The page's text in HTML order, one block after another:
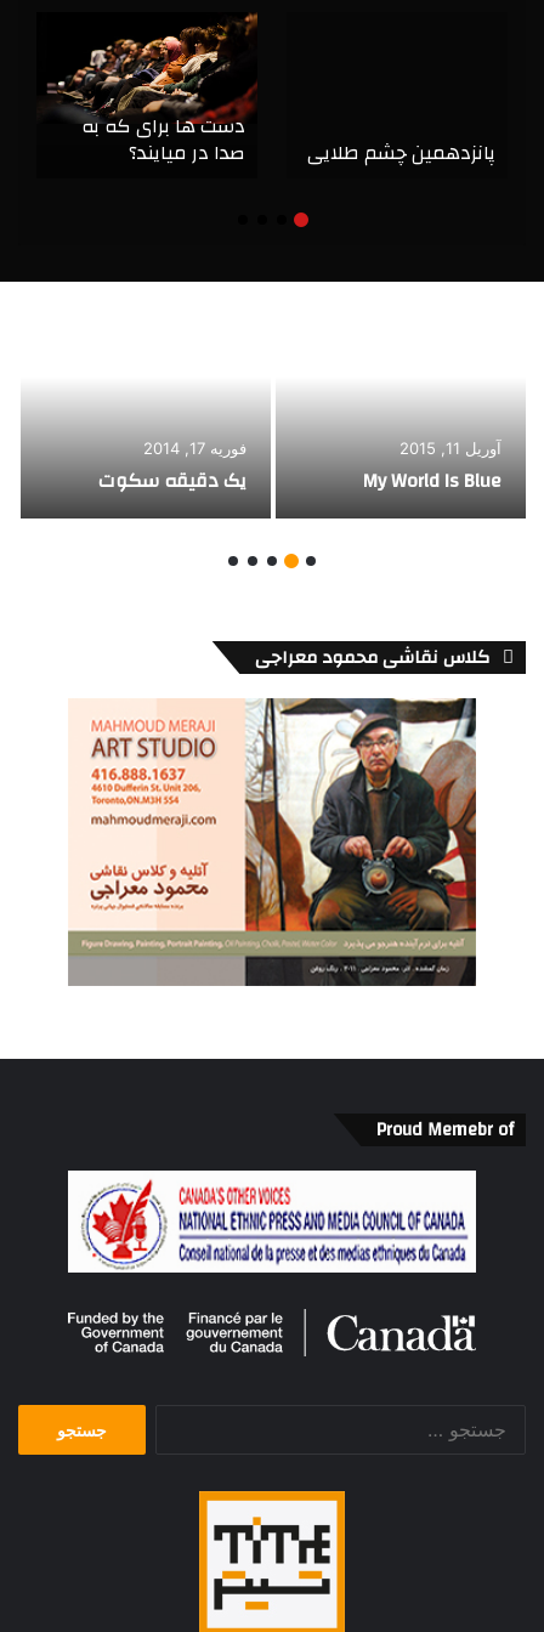
پانزدهمین چشم طلایی
دست ها برای که به
صدا در میایند؟
آوریل 11, 2015
My World Is Blue
فوریه 17, 2014
یک دقیقه سکوت
کلاس نقاشی محمود معراجی
Proud Memebr of